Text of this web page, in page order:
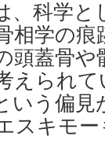
、科学
相学の
頭蓋骨や
えられ
いう偏
スキモ